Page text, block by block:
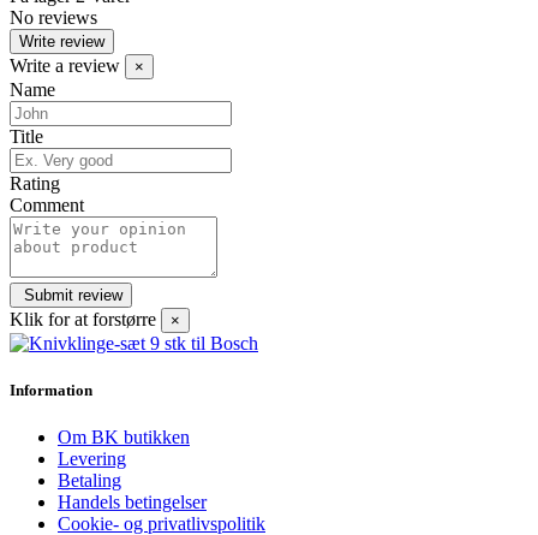
No reviews
Write review
Write a review ×
Name
Title
Rating
Comment
Klik for at forstørre ×
Information
Om BK butikken
Levering
Betaling
Handels betingelser
Cookie- og privatlivspolitik